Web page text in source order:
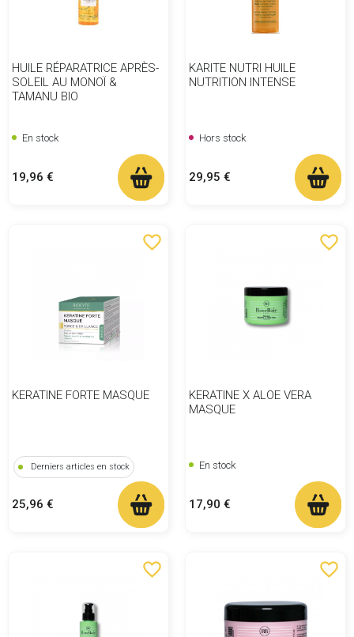
HUILE RÉPARATRICE APRÈS-
SOLEIL AU MONOÏ &
TAMANU BIO
En stock
Prix
19,96 €
KARITE NUTRI HUILE
NUTRITION INTENSE
Hors stock
Prix
29,95 €
favorite_border
KERATINE FORTE MASQUE
Derniers articles en stock
Prix
25,96 €
favorite_border
KERATINE X ALOE VERA
MASQUE
En stock
Prix
17,90 €
favorite_border favorite_border